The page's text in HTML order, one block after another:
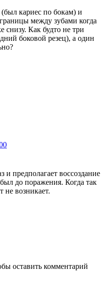
кариес по бокам) и
между зубами когда
снизу. Как будто не три
боковой резец), а один
и предполагает воссоздание
до поражения. Когда так
не возникает.
оставить комментарий